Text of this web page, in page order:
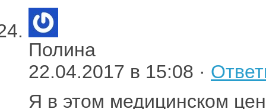
Полина
22.04.2017 в 15:08 ·
Я в этом медицинском